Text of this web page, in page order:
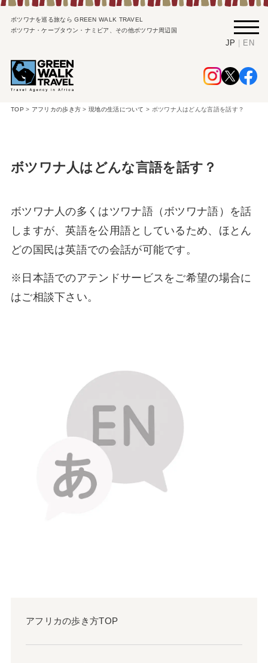
ボツワナを巡る旅なら GREEN WALK TRAVEL
ボツワナ・ケープタウン・ナミビア、その他ボツワナ周辺国
JP | EN
TOP > アフリカの歩き方 >現地の生活について > ボツワナ人はどんな言語を話す？
ボツワナ人はどんな言語を話す？
ボツワナ人の多くはツワナ語（ボツワナ語）を話
しますが、英語を公用語としているため、ほとん
どの国民は英語での会話が可能です。
※日本語でのアテンドサービスをご希望の場合に
はご相談下さい。
アフリカの歩き方TOP